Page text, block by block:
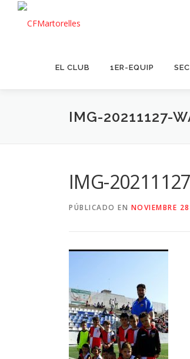
Saltar
EL CLUB 1ER-EQUIP
IMG-20211127-
IMG-
PÚBLICADO EN NOVIEMBRE